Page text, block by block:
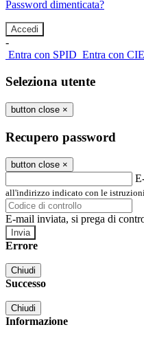
Password dimenticata?
-
Entra con SPID Entra con CIE
Seleziona utente
button close ×
Recupero password
button close ×
all'indirizzo indicato con le istruzioni
E-mail inviata, si prega di
Errore
Chiudi
Successo
Chiudi
Informazione